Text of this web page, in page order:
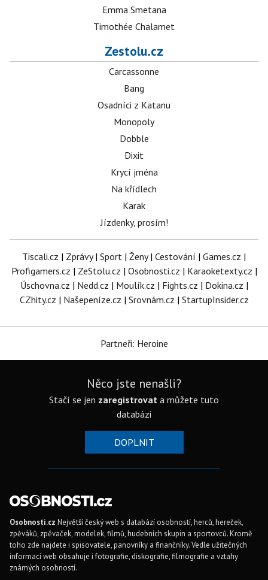
Emma Smetana
Timothée Chalamet
Zestolu.cz
Carcassonne
Bang
Osadníci z Katanu
Monopoly
Dobble
Dixit
Krycí jména
Na křídlech
Karak
Jízdenky, prosím!
Tiscali.cz | Zprávy| Sport | Ženy| Cestování | Games.cz |
Profigamers.cz | ZeStolu.cz | Osobnosti.cz | Karaoketexty.cz |
Úschovna.cz | Nedd.cz | Moulík.cz | Fights.cz | Dokina.cz |
CZhity.cz | Našepeníze.cz | Srovnám.cz | StartupInsider.cz
Partneři: Heroine
Něco jste nenašli?
Stačí se jen zaregistrovat a můžete tuto
databázi
DOPLNIT
Osobnosti.cz Největší český web s databází osobností, herců, hereček,
zpěváků, zpěvaček, modelek, filmů, hudebních skupin a sportovců. Kromě
toho zde najdete i spisovatele, panovníky a finančníky. Vedle užitečných
informací web obsahuje i fotografie, diskografie, filmografie a vztahy
známých osobností.